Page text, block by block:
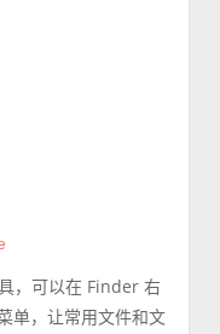
，可以在 Finder 右
单，让常用文件和文